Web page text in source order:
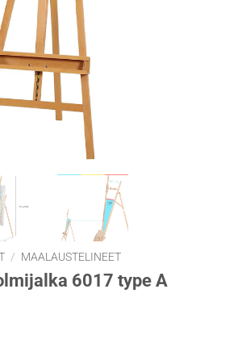
/ MAALAUSTELINEET
6017 type A